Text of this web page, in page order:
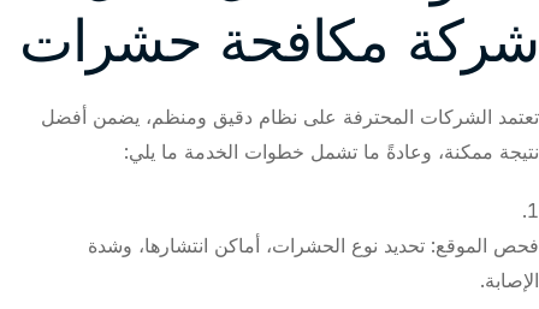
شركة مكافحة حشرات
تعتمد الشركات المحترفة على نظام دقيق ومنظم، يضمن أفضل
نتيجة ممكنة، وعادةً ما تشمل خطوات الخدمة ما يلي:
فحص الموقع: تحديد نوع الحشرات، أماكن انتشارها، وشدة
الإصابة.